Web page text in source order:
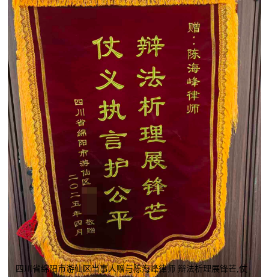
四川省绵阳市游仙区当事人赠与陈海峰律师 辩法析理展锋芒,仗